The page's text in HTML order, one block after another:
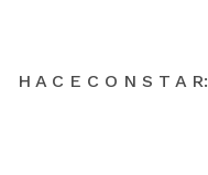
H A C E C O N S T A R: